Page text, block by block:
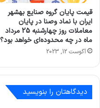
قیمت پایان گروه‌ صنايع‌ بهشهر
ايران‌ با نماد وصنا در پایان
معاملات روز چهارشنبه 25 مرداد
ماه در چه محدوده‌ای خواهد بود؟
آگوست 12, 2023
دیدگاهتان را بنویسید